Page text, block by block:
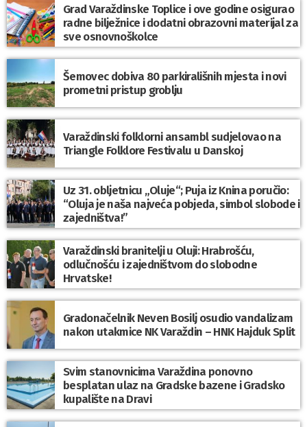
Grad Varaždinske Toplice i ove godine osigurao
radne bilježnice i dodatni obrazovni materijal za
sve osnovnoškolce
Šemovec dobiva 80 parkirališnih mjesta i novi
prometni pristup groblju
Varaždinski folklorni ansambl sudjelovao na
Triangle Folklore Festivalu u Danskoj
Uz 31. obljetnicu „Oluje“; Puja iz Knina poručio:
“Oluja je naša najveća pobjeda, simbol slobode i
zajedništva!”
Varaždinski branitelji u Oluji: Hrabrošću,
odlučnošću i zajedništvom do slobodne
Hrvatske!
Gradonačelnik Neven Bosilj osudio vandalizam
nakon utakmice NK Varaždin – HNK Hajduk Split
Svim stanovnicima Varaždina ponovno
besplatan ulaz na Gradske bazene i Gradsko
kupalište na Dravi